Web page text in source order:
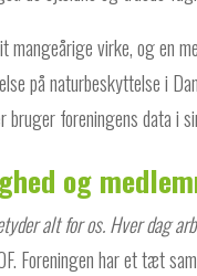
mangeårige virke, og en
på naturbeskyttelse i
bruger foreningens data i
og
alt for os. Hver dag
Foreningen har et tæt